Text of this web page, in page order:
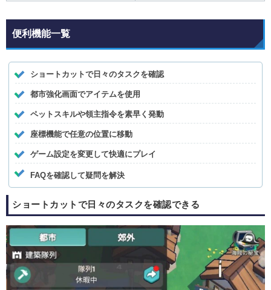
便利機能一覧
ショートカットで日々のタスクを確認
都市強化画面でアイテムを使用
ペットスキルや領主指令を素早く発動
座標機能で任意の位置に移動
ゲーム設定を変更して快適にプレイ
FAQを確認して疑問を解決
ショートカットで日々のタスクを確認できる